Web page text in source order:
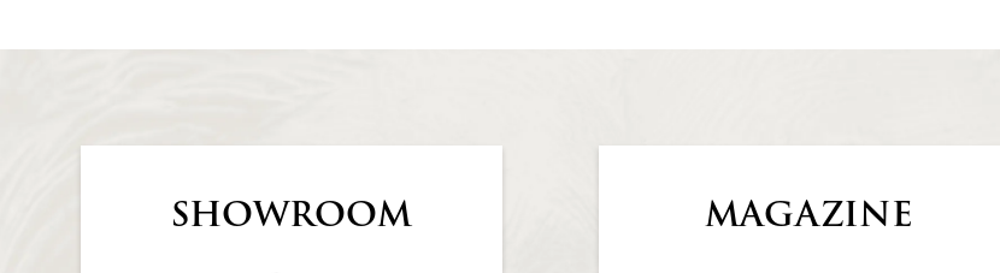
SHOWROOM MAGAZINE